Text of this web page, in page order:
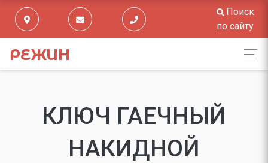
Поиск
по сайту
РЕЖИН
КЛЮЧ ГАЕЧНЫЙ
НАКИДНОЙ